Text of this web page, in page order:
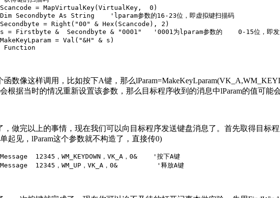
= MapVirtualKey(VirtualKey,  0)
Secondbyte As String    'lparam参数的16-23位，即虚拟键扫描码
= Right("00" & Hex(Scancode), 2)
= Firstbyte &  Secondbyte & "0001"   '0001为lparam参数的    0-15位，即发送
= Val("&H" & s)
Function
数像这样调用，比如按下A键，那么
根据当时的情况重新设置该参数，那么目标程序收到的消息中lParam的值可
做完以上的事情，现在我们可以向目标程序发送键盘消息了。首先取得目标
起见，lParam这个参数就不构造了，直接传0)
12345，WM_KEYDOWN，VK_A，0&    '按下A键
12345，WM_UP，VK_A，0&          '释放A键